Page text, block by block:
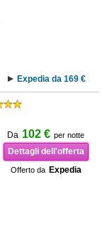
Expedia da 169 €
Da 102 € per notte
Dettagli dell'offerta
Offerto da Expedia